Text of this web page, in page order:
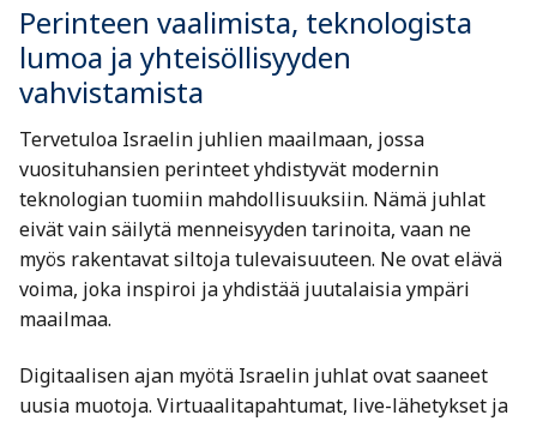
Perinteen vaalimista, teknologista
lumoa ja yhteisöllisyyden
vahvistamista
Tervetuloa Israelin juhlien maailmaan, jossa
vuosituhansien perinteet yhdistyvät modernin
teknologian tuomiin mahdollisuuksiin. Nämä juhlat
eivät vain säilytä menneisyyden tarinoita, vaan ne
myös rakentavat siltoja tulevaisuuteen. Ne ovat elävä
voima, joka inspiroi ja yhdistää juutalaisia ympäri
maailmaa.
Digitaalisen ajan myötä Israelin juhlat ovat saaneet
uusia muotoja. Virtuaalitapahtumat, live-lähetykset ja